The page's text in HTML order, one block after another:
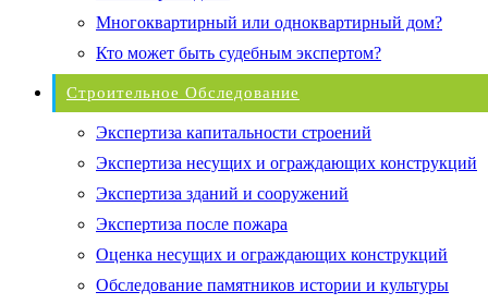
Многоквартирный или одноквартирный дом?
Кто может быть судебным экспертом?
Строительное Обследование
Экспертиза капитальности строений
Экспертиза несущих и ограждающих конструкций
Экспертиза зданий и сооружений
Экспертиза после пожара
Оценка несущих и ограждающих конструкций
Обследование памятников истории и культуры